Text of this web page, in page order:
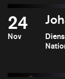
24
Nov